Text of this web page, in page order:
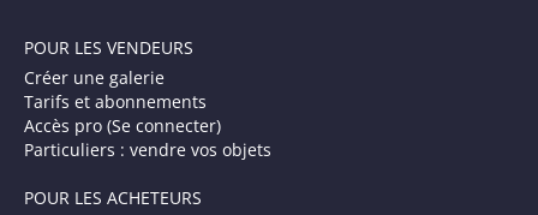
POUR LES VENDEURS
Créer une galerie
Tarifs et abonnements
Accès pro (Se connecter)
Particuliers : vendre vos objets
POUR LES ACHETEURS